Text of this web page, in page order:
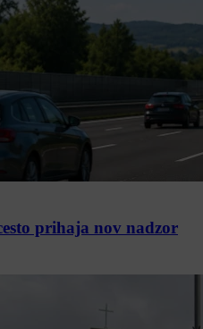
prihaja nov nadzor